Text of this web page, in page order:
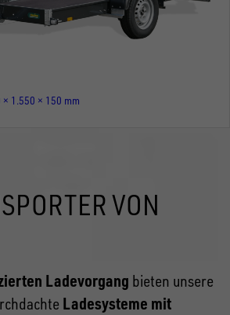
× 1.550 × 150 mm
VON
Ladevorgang bieten unsere
Ladesysteme mit